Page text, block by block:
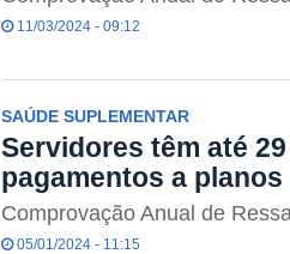
11/03/2024 - 09:12
SAÚDE SUPLEMENTAR
Servidores têm até
pagamentos a
Comprovação Anual de
05/01/2024 - 11:15